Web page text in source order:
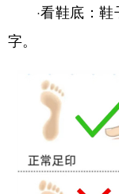
English
Русский
Deutsch
·看鞋底：鞋
字。